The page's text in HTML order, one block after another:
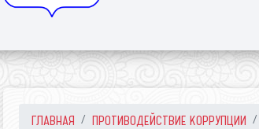
ГЛАВНАЯ ПРОТИВОДЕЙСТВИЕ КОРРУПЦИИ